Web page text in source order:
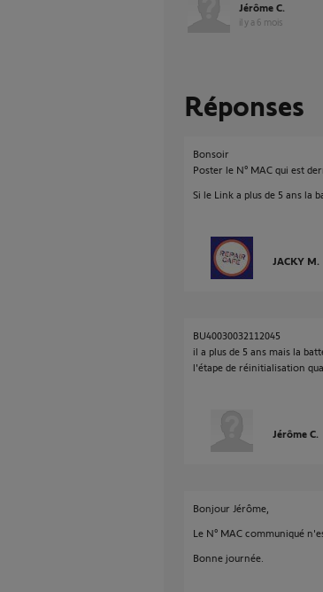
Jérôme C.
il y a 6 mois
Réponses
Bonsoir
Poster le N° MAC qui est
Si le Link a plus de 5 ans la
JACKY M.
BU40030032112045
il a plus de 5 ans mais la
l'étape de réinitialisation
Jérôme C.
Bonjour Jérôme,
Le N° MAC communiqué
Bonne journée.